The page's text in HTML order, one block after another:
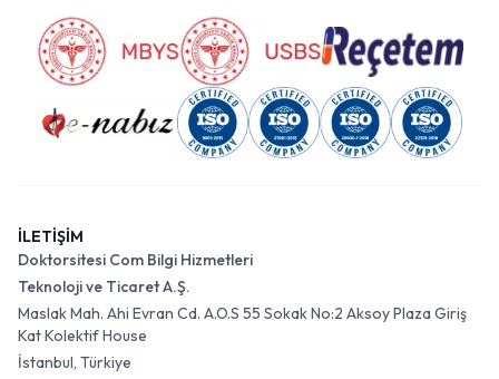
İLETİŞİM
Doktorsitesi Com Bilgi Hizmetleri
Teknoloji ve Ticaret A.Ş.
Maslak Mah. Ahi Evran Cd. A.O.S 55 Sokak No:2 Aksoy Plaza Giriş
Kat Kolektif House
İstanbul, Türkiye